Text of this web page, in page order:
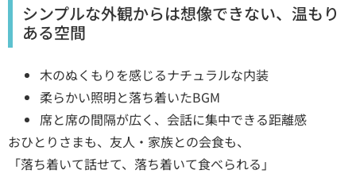
シンプルな外観からは想像できない、温もり
ある空間
木のぬくもりを感じるナチュラルな内装
柔らかい照明と落ち着いたBGM
席と席の間隔が広く、会話に集中できる距離感
おひとりさまも、友人・家族との会食も、
「落ち着いて話せて、落ち着いて食べられる」